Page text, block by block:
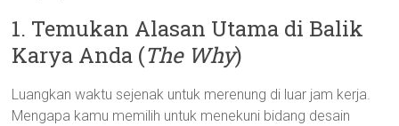
1. Temukan Alasan Utama di Balik
Karya Anda (The Why)
Luangkan waktu sejenak untuk merenung di luar jam kerja.
Mengapa kamu memilih untuk menekuni bidang desain